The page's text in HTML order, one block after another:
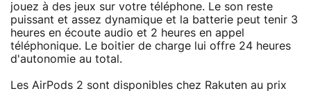
jouez à des jeux sur votre téléphone. Le son reste
puissant et assez dynamique et la batterie peut tenir 3
heures en écoute audio et 2 heures en appel
téléphonique. Le boitier de charge lui offre 24 heures
d'autonomie au total.
Les AirPods 2 sont disponibles chez Rakuten au prix